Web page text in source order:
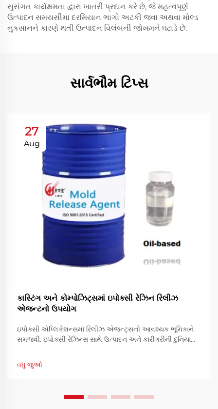
સુસંગત કાર્યક્ષમતા દ્વારા ખાતરી પ્રદાન કરે છે, જે મહત્વપૂર્ણ
ઉત્પાદન સમયસીમા દરમિયાન ભાગો અટકી જવા અથવા મોલ્ડ
નુકસાનને કારણે થતી ઉત્પાદન વિલંબની જોખમને ઘટાડે છે.
સાર્વભૌમ ટિપ્સ
27
Aug
કાસ્ટિંગ અને કોમ્પોઝિટ્સમાં ઇપોક્સી રેઝિન રિલીઝ
એજન્ટનો ઉપયોગ
ઇપોક્સી એપ્લિકેશન્સમાં રિલીઝ એજન્ટ્સની આવશ્યક ભૂમિકાને
સમજવી. ઇપોક્સી રેઝિન્સ સાથે ઉત્પાદન અને કારીગરીની દુનિયામાં,
છે. આ વિશેષ સંયોજનો ખાતરી કરવામાં મહત્વપૂર્ણ ભૂમિકા ભજવે છે...
વધુ જુઓ